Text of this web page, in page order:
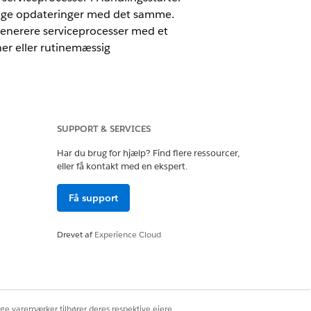
opdateringer med det samme.
serviceprocesser med et
eller rutinemæssig
en serviceproces for den fjernlåste og
om at få den seneste
under en nødsituation.
fungerer forkert, eller når de er i en
interface) i realtid. Opsæt en
Konfigurer
med hurtigt at starte
SUPPORT & SERVICES
Har du brug for hjælp? Find flere ressourcer,
eller få kontakt med en ekspert.
Få support
Drevet afExperience Cloud
varemærker tilhører deres respektive ejere.